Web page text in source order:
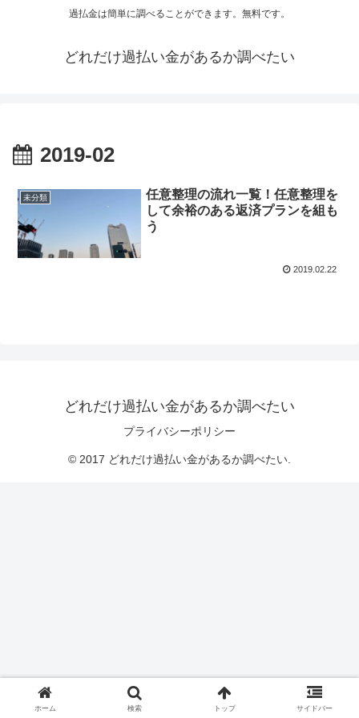
過払金は簡単に調べることができます。無料です。
どれだけ過払い金があるか調べたい
2019-02
未分類
任意整理の流れ一覧！任意整理を
して余裕のある返済プランを組も
う
2019.02.22
どれだけ過払い金があるか調べたい
プライバシーポリシー
© 2017 どれだけ過払い金があるか調べたい.
ホーム 検索 トップ サイドバー